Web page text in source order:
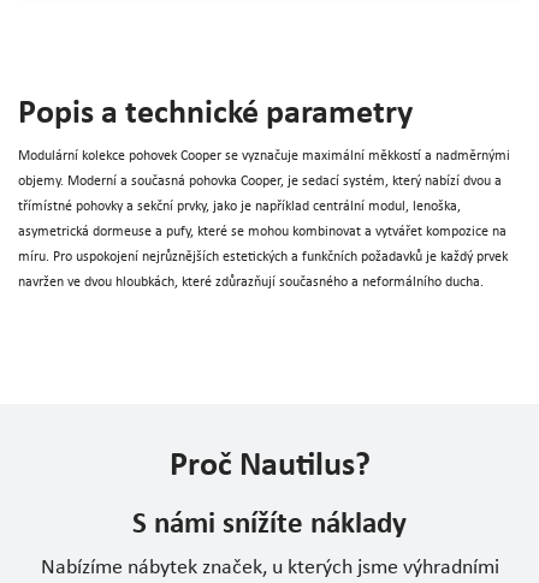
Popis a technické parametry
Modulární kolekce pohovek Cooper se vyznačuje maximální měkkostí a nadměrnými
objemy. Moderní a současná pohovka Cooper, je sedací systém, který nabízí dvou a
třímístné pohovky a sekční prvky, jako je například centrální modul, lenoška,
asymetrická dormeuse a pufy, které se mohou kombinovat a vytvářet kompozice na
míru. Pro uspokojení nejrůznějších estetických a funkčních požadavků je každý prvek
navržen ve dvou hloubkách, které zdůrazňují současného a neformálního ducha.
Proč Nautilus?
S námi snížíte náklady
Nabízíme nábytek značek, u kterých jsme výhradními